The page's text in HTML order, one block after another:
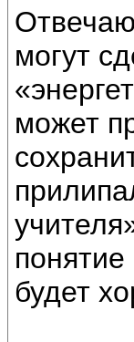
могут
может
будет